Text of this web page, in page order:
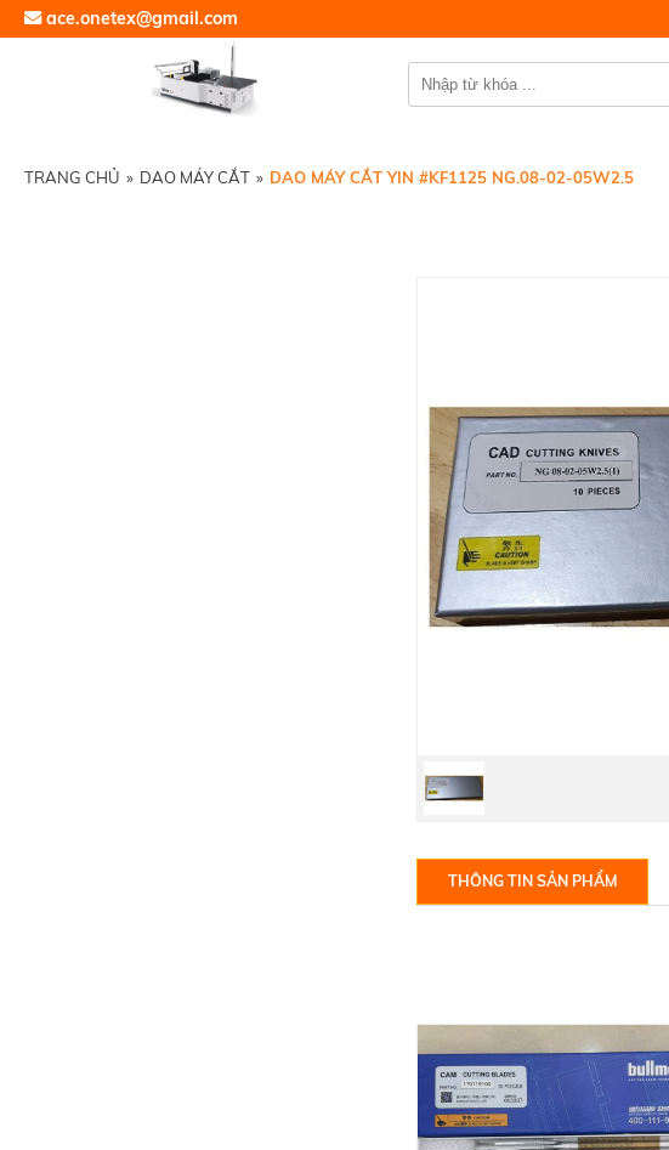
ace.onetex@gmail.com
TRANG CHỦ » DAO MÁY CẮT » DAO MÁY CẮT YIN #KF1125 NG.08-02-05W2.5
THÔNG TIN SẢN PHẨM